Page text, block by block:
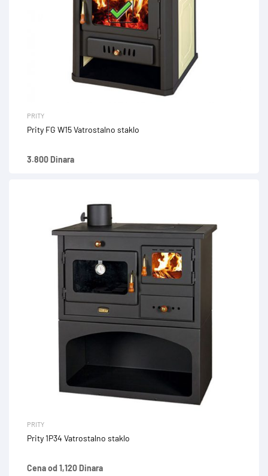
PRITY
Prity FG W15 Vatrostalno staklo
3.800 Dinara
PRITY
Prity 1P34 Vatrostalno staklo
Cena od 1,120 Dinara